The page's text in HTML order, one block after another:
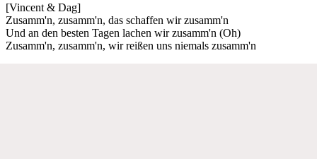
[Vincent & Dag]
Zusamm'n, zusamm'n, das schaffen wir zusamm'n
Und an den besten Tagen lachen wir zusamm'n (Oh)
Zusamm'n, zusamm'n, wir reißen uns niemals zusamm'n